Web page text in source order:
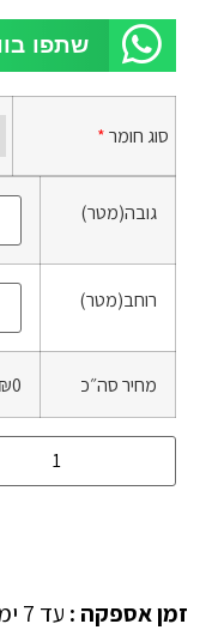
שתפו
סוג חומר*
גובה(מטר)
רוחב(מטר)
מחיר סה״כ ₪0
זמן אספקה :